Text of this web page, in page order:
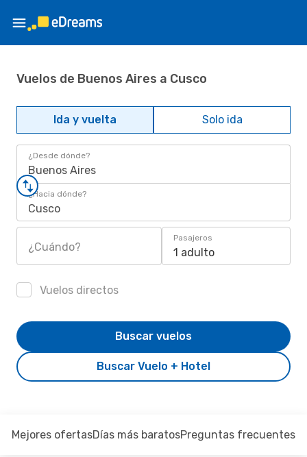
Vuelos de Buenos Aires a Cusco
Ida y vuelta Solo ida
¿Desde dónde?
Buenos Aires
¿Hacia dónde?
Cusco
¿Cuándo?
Pasajeros
1 adulto
Vuelos directos
Buscar Vuelo + Hotel
Buscar vuelos
Mejores ofertasDías más baratosPreguntas frecuentes